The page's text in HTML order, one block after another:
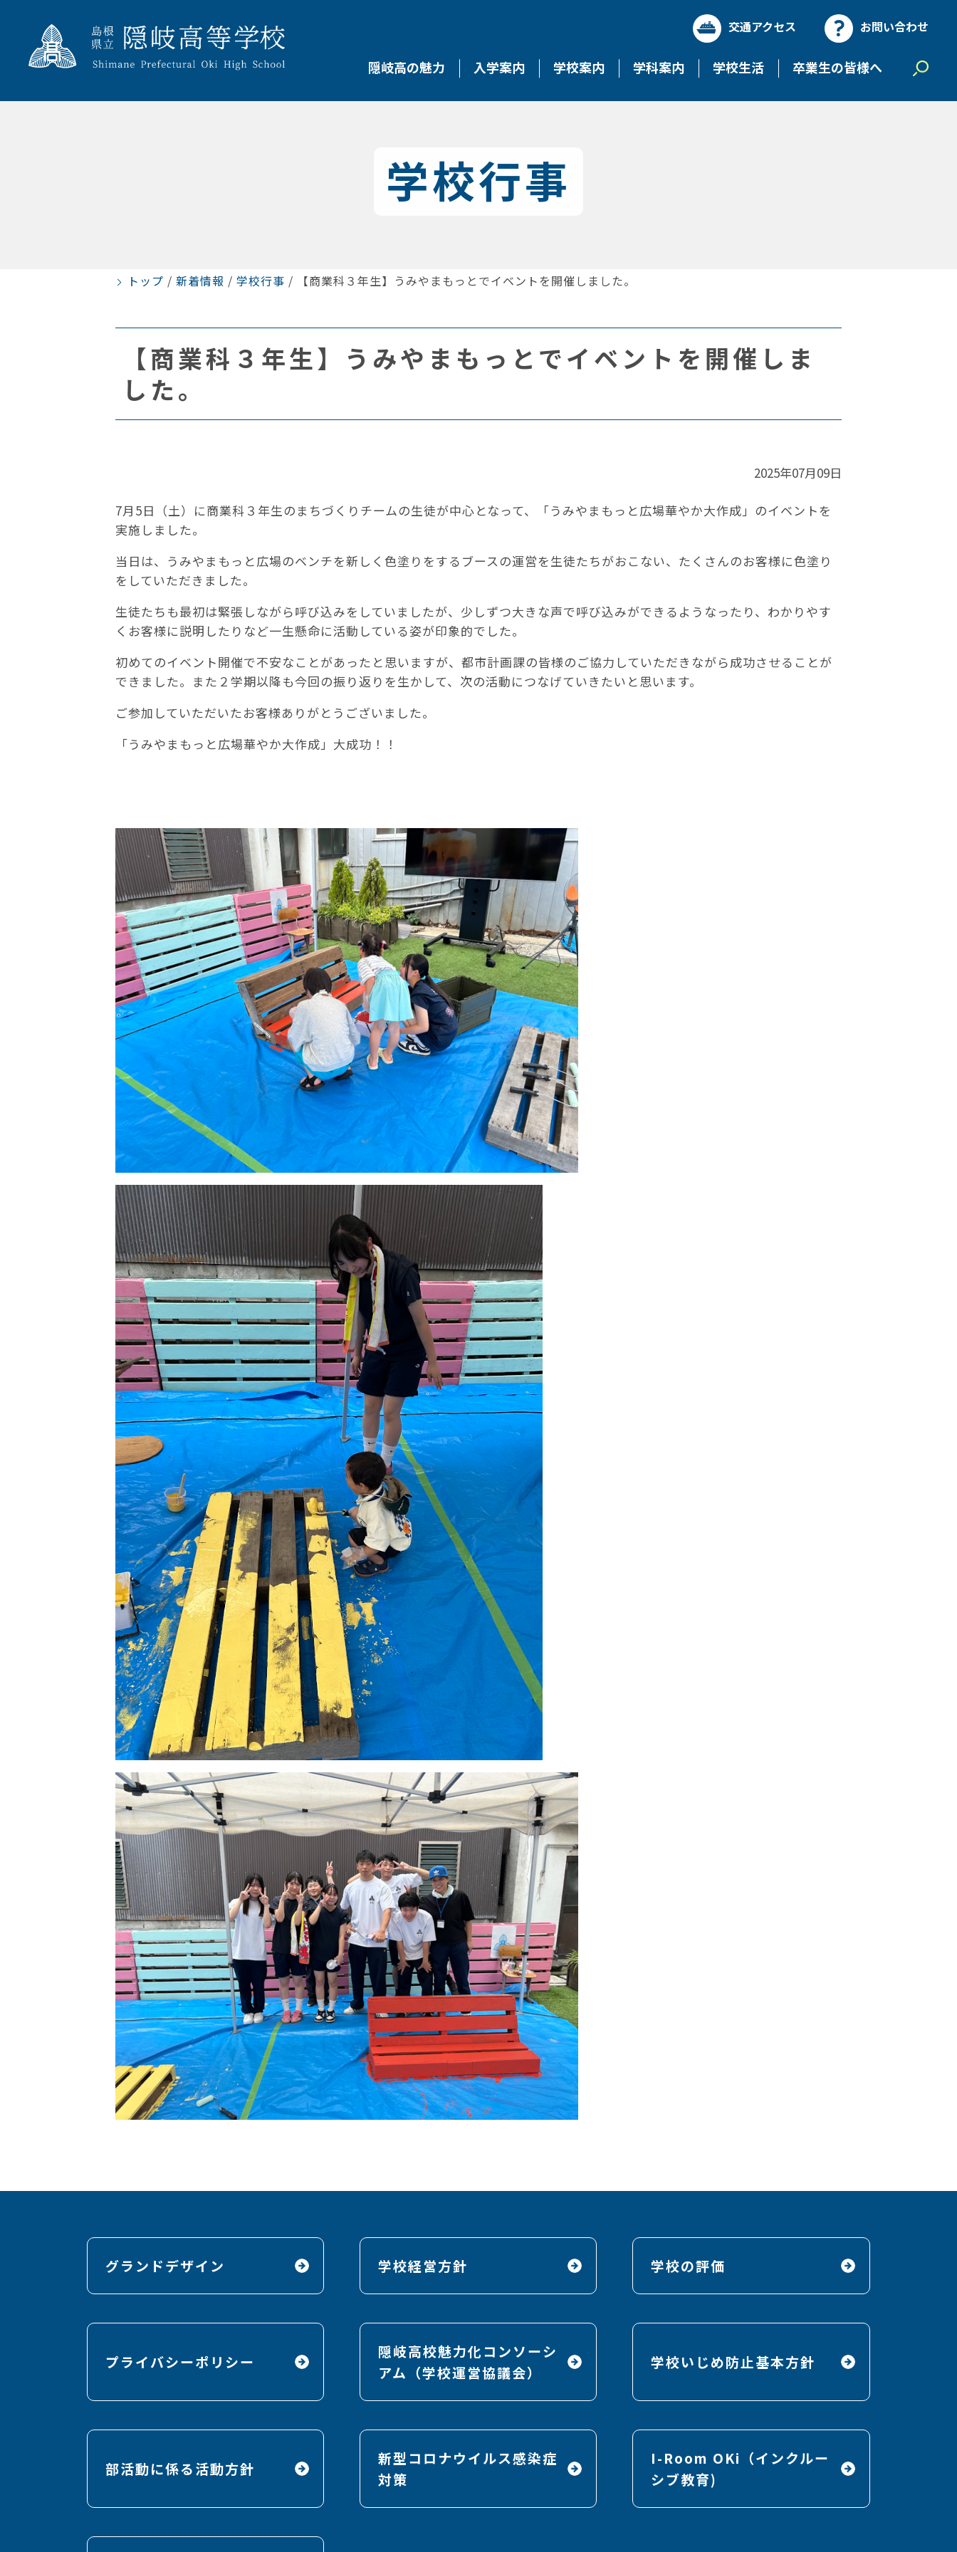
交通アクセス お問い合わせ
隠岐高の魅力 入学案内 学校案内 学科案内 学校生活 卒業生の皆様へ
学校行事
トップ / 新着情報 / 学校行事 / 【商業科３年生】うみやまもっとでイベントを開催しました。
【商業科３年生】うみやまもっとでイベントを開催しま
した。
2025年07月09日
7月5日（土）に商業科３年生のまちづくりチームの生徒が中心となって、「うみやまもっと広場華やか大作成」のイベントを
実施しました。
当日は、うみやまもっと広場のベンチを新しく色塗りをするブースの運営を生徒たちがおこない、たくさんのお客様に色塗り
をしていただきました。
生徒たちも最初は緊張しながら呼び込みをしていましたが、少しずつ大きな声で呼び込みができるようなったり、わかりやす
くお客様に説明したりなど一生懸命に活動している姿が印象的でした。
初めてのイベント開催で不安なことがあったと思いますが、都市計画課の皆様のご協力していただきながら成功させることが
できました。また２学期以降も今回の振り返りを生かして、次の活動につなげていきたいと思います。
ご参加していただいたお客様ありがとうございました。
「うみやまもっと広場華やか大作成」大成功！！
グランドデザイン 学校経営方針 学校の評価
プライバシーポリシー
隠岐高校魅力化コンソーシ
アム（学校運営協議会）
学校いじめ防止基本方針
部活動に係る活動方針
新型コロナウイルス感染症
対策
I-Room OKi（インクルー
シブ教育)